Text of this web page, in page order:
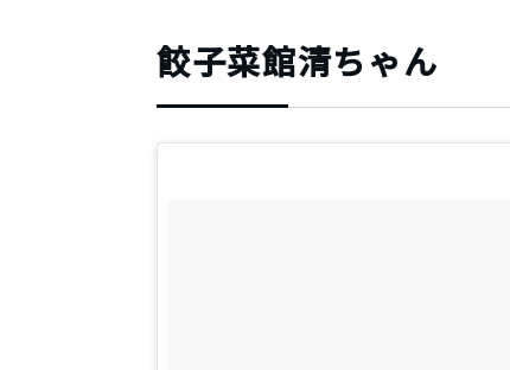
餃子菜館清ちゃん